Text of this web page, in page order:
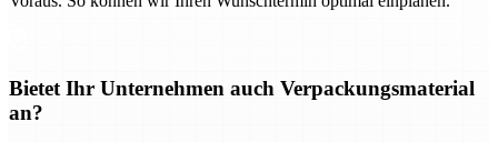
Bietet Ihr Unternehmen auch Verpackungsmaterial
an?